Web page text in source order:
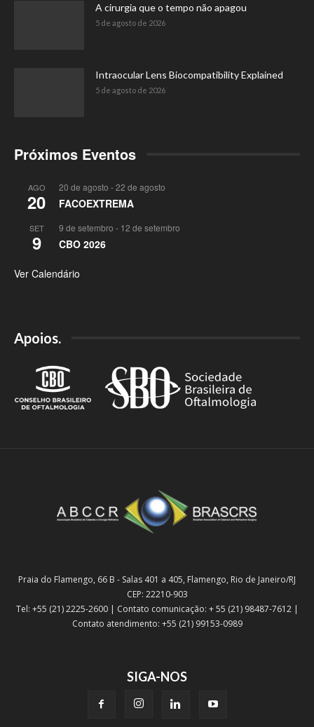
A cirurgia que o tempo não apagou
5 de agosto de 2026
Intraocular Lens Biocompatibility Explained
5 de agosto de 2026
Próximos Eventos
AGO
20
20 de agosto -22 de agosto
FACOEXTREMA
SET
9
9 de setembro - 12 de setembro
CBO 2026
Ver Calendário
Apoios.
Praia do Flamengo, 66 B - Salas 401 a 405, Flamengo, Rio de Janeiro/RJ
CEP: 22210-903
Tel: +55 (21) 2225-2600 | Contato comunicação: + 55 (21) 98487-7612 |
Contato atendimento: +55 (21) 99153-0989
SIGA-NOS